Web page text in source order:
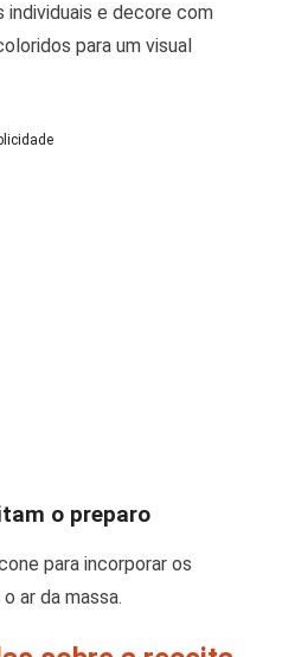
individuais e decore com
para um visual
o preparo
para incorporar os
ar da massa.